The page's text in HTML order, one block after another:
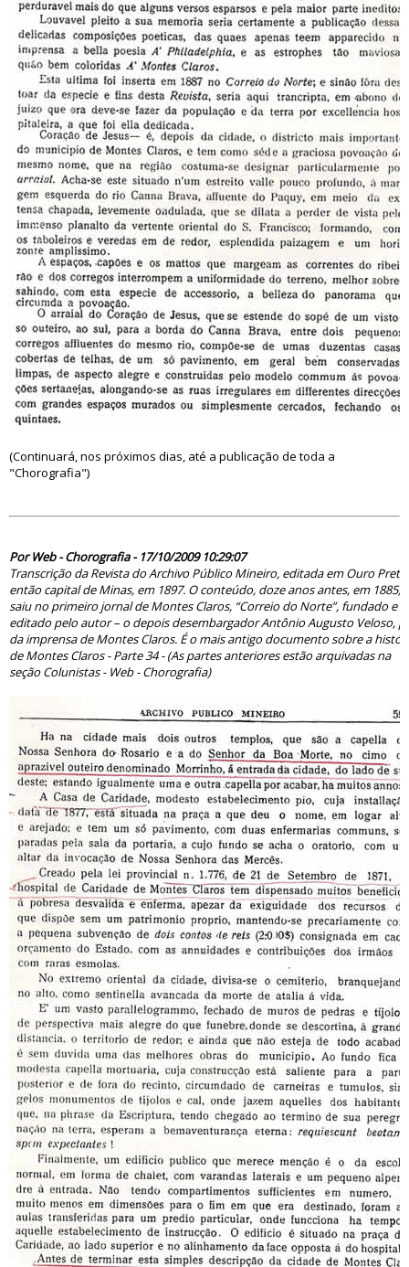
(Continuará, nos próximos dias, até a publicação de toda a
"Chorografia")
Por Web - Chorografia - 17/10/2009 10:29:07
Transcrição da Revista do Archivo Público Mineiro, editada em Ouro Preto,
então capital de Minas, em 1897. O conteúdo, doze anos antes, em 1885,
saiu no primeiro jornal de Montes Claros, “Correio do Norte”, fundado e
editado pelo autor – o depois desembargador Antônio Augusto Veloso,
da imprensa de Montes Claros. É o mais antigo documento sobre a
de Montes Claros - Parte 34 - (As partes anteriores estão arquivadas na
seção Colunistas - Web - Chorografia)